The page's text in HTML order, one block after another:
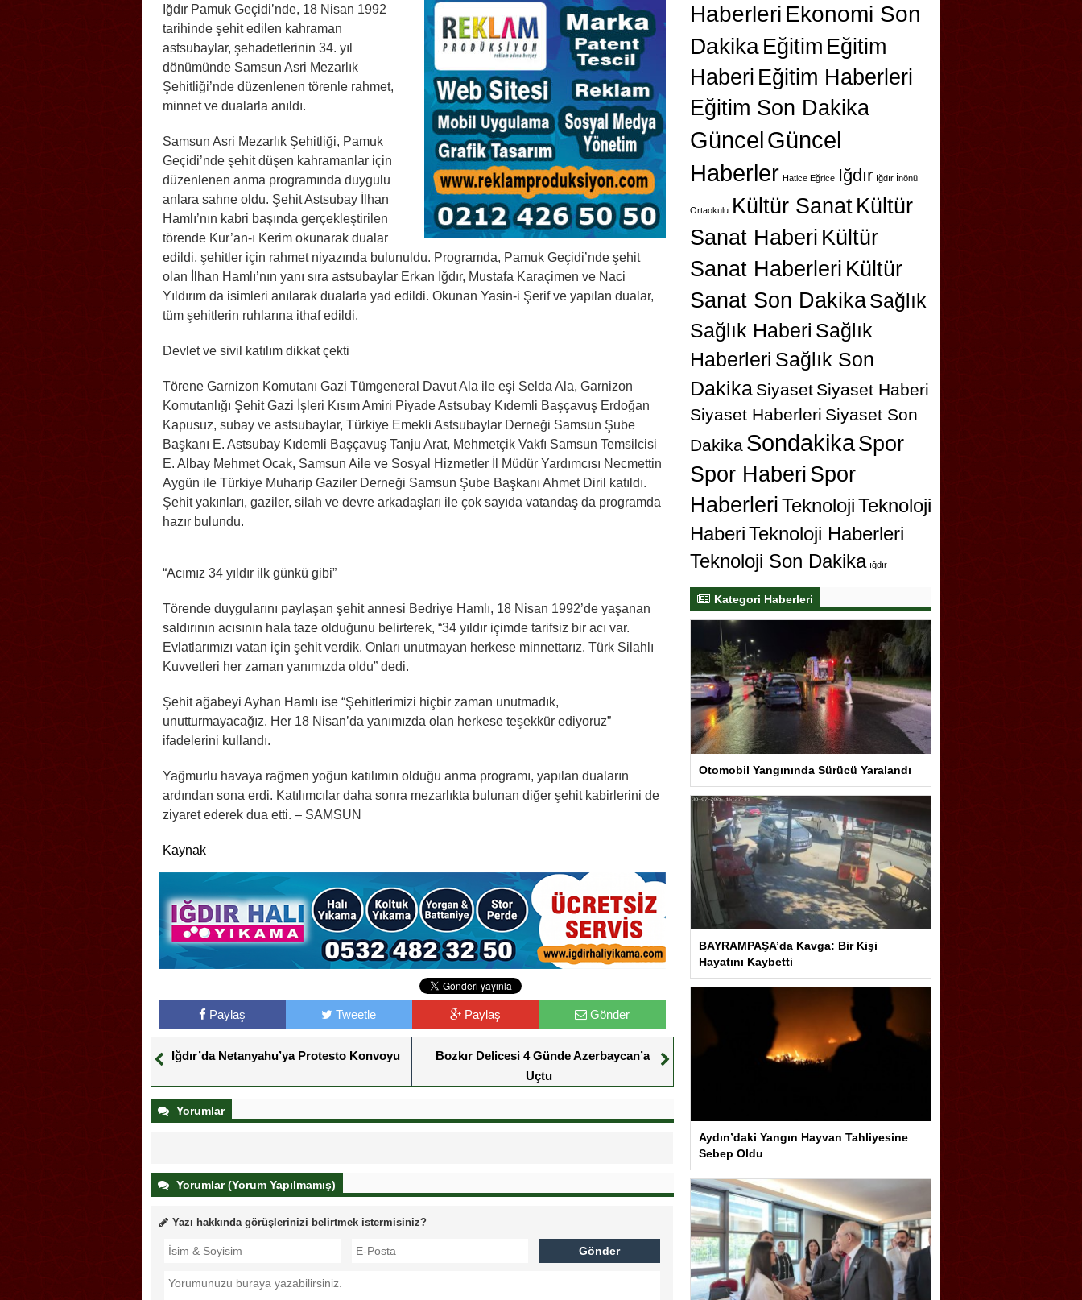
Iğdır Pamuk Geçidi’nde, 18 Nisan 1992
tarihinde şehit edilen kahraman
astsubaylar, şehadetlerinin 34. yıl
dönümünde Samsun Asri Mezarlık
Şehitliği’nde düzenlenen törenle rahmet,
minnet ve dualarla anıldı.
Samsun Asri Mezarlık Şehitliği, Pamuk
Geçidi’nde şehit düşen kahramanlar için
düzenlenen anma programında duygulu
anlara sahne oldu. Şehit Astsubay İlhan
Hamlı’nın kabri başında gerçekleştirilen
törende Kur’an-ı Kerim okunarak dualar
edildi, şehitler için rahmet niyazında bulunuldu. Programda, Pamuk Geçidi’nde şehit
olan İlhan Hamlı’nın yanı sıra astsubaylar Erkan Iğdır, Mustafa Karaçimen ve Naci
Yıldırım da isimleri anılarak dualarla yad edildi. Okunan Yasin-i Şerif ve yapılan dualar,
tüm şehitlerin ruhlarına ithaf edildi.
Devlet ve sivil katılım dikkat çekti
Törene Garnizon Komutanı Gazi Tümgeneral Davut Ala ile eşi Selda Ala, Garnizon
Komutanlığı Şehit Gazi İşleri Kısım Amiri Piyade Astsubay Kıdemli Başçavuş Erdoğan
Kapusuz, subay ve astsubaylar, Türkiye Emekli Astsubaylar Derneği Samsun Şube
Başkanı E. Astsubay Kıdemli Başçavuş Tanju Arat, Mehmetçik Vakfı Samsun Temsilcisi
E. Albay Mehmet Ocak, Samsun Aile ve Sosyal Hizmetler İl Müdür Yardımcısı Necmettin
Aygün ile Türkiye Muharip Gaziler Derneği Samsun Şube Başkanı Ahmet Diril katıldı.
Şehit yakınları, gaziler, silah ve devre arkadaşları ile çok sayıda vatandaş da programda
hazır bulundu.
“Acımız 34 yıldır ilk günkü gibi”
Törende duygularını paylaşan şehit annesi Bedriye Hamlı, 18 Nisan 1992’de yaşanan
saldırının acısının hala taze olduğunu belirterek, “34 yıldır içimde tarifsiz bir acı var.
Evlatlarımızı vatan için şehit verdik. Onları unutmayan herkese minnettarız. Türk Silahlı
Kuvvetleri her zaman yanımızda oldu” dedi.
Şehit ağabeyi Ayhan Hamlı ise “Şehitlerimizi hiçbir zaman unutmadık,
unutturmayacağız. Her 18 Nisan’da yanımızda olan herkese teşekkür ediyoruz”
ifadelerini kullandı.
Yağmurlu havaya rağmen yoğun katılımın olduğu anma programı, yapılan duaların
ardından sona erdi. Katılımcılar daha sonra mezarlıkta bulunan diğer şehit kabirlerini de
ziyaret ederek dua etti. – SAMSUN
Kaynak
Paylaş Tweetle Paylaş Gönder
Iğdır’da Netanyahu’ya Protesto Konvoyu
Bozkır Delicesi 4 Günde Azerbaycan’a
Uçtu
Yorumlar
Yorumlar (Yorum Yapılmamış)
Yazı hakkında görüşlerinizi belirtmek istermisiniz?
Haberleri Ekonomi Son
Dakika Eğitim Eğitim
Haberi Eğitim Haberleri
Eğitim Son Dakika
GüncelGüncel
Haberler Hatice Eğrice Iğdır Iğdır İnönü
Ortaokulu Kültür SanatKültür
Sanat Haberi Kültür
Sanat Haberleri Kültür
Sanat Son DakikaSağlık
Sağlık Haberi Sağlık
Haberleri Sağlık Son
Dakika Siyaset Siyaset Haberi
Siyaset Haberleri Siyaset Son
Dakika SondakikaSpor
Spor Haberi Spor
HaberleriTeknolojiTeknoloji
HaberiTeknoloji Haberleri
Teknoloji Son Dakika ığdır
Kategori Haberleri
Otomobil Yangınında Sürücü Yaralandı
BAYRAMPAŞA’da Kavga: Bir Kişi
Hayatını Kaybetti
Aydın’daki Yangın Hayvan Tahliyesine
Sebep Oldu